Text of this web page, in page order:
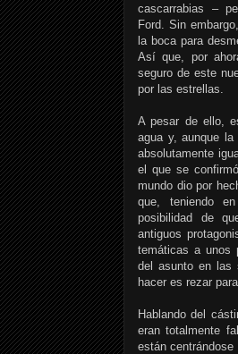
cascarrabias –
Ford. Sin
la boca para
Así que, por
seguro de este
por las estrellas.
A pesar de ello,
agua y, aunque
absolutamente
el que se
mundo dio por
que, teniendo
posibilidad de
antiguos
temáticas a unos
del asunto en las
hacer es rezar
Hablando del
eran totalmente
están